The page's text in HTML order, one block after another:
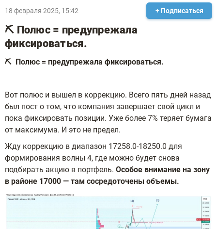
18 февраля 2025, 15:42 + Подписаться
⛏ Полюс = предупрежала
фиксироваться.
⛏ Полюс = предупрежала фиксироваться.
Вот полюс и вышел в коррекцию. Всего пять дней назад
был пост о том, что компания завершает свой цикл и
пока фиксировать позиции. Уже более 7% теряет бумага
от максимума. И это не предел.
Жду коррекцию в диапазон 17258.0-18250.0 для
формирования волны 4, где можно будет снова
подбирать акцию в портфель. Особое внимание на зону
в районе 17000 — там сосредоточены объемы.